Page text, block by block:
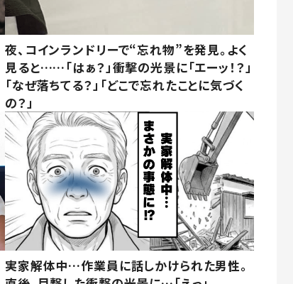
夜、コインランドリーで“忘れ物”を発見。よく
見ると……「はぁ？」衝撃の光景に「エーッ！？」
「なぜ落ちてる？」「どこで忘れたことに気づく
の？」
実家解体中…作業員に話しかけられた男性。